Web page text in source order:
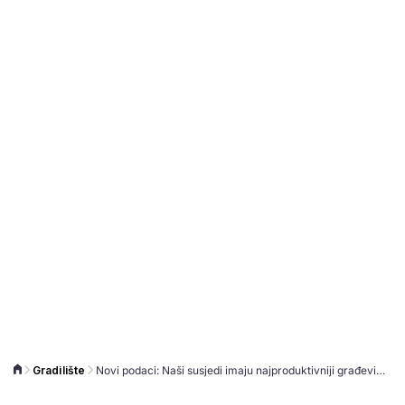
Gradilište Novi podaci: Naši susjedi imaju najproduktivniji građevinski sektor u Europi